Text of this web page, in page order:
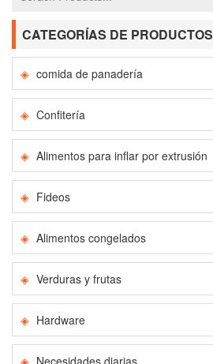
CATEGORÍAS DE PRODUCTOS
comida de panadería
Confitería
Alimentos para inflar por extrusión
Fideos
Alimentos congelados
Verduras y frutas
Hardware
Necesidades diarias